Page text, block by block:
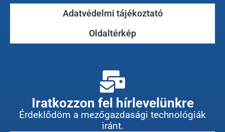
Adatvédelmi tájékoztató
Oldaltérkép
Iratkozzon fel hírlevelünkre
Érdeklődöm a mezőgazdasági technológiák
iránt.